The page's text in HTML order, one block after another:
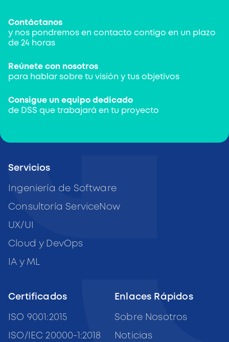
Contáctanos
y nos pondremos en contacto contigo en un plazo
de 24 horas
Reúnete con nosotros
para hablar sobre tu visión y tus objetivos
Consigue un equipo dedicado
de DSS que trabajará en tu proyecto
Servicios
Ingeniería de Software
Consultoría ServiceNow
UX/UI
Cloud y DevOps
IA y ML
Enlaces Rápidos
Sobre Nosotros
Noticias
Certificados
ISO 9001:2015
ISO/IEC 20000-1:2018